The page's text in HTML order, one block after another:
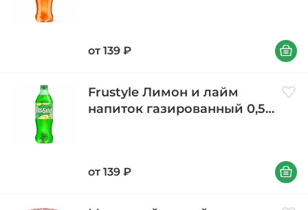
от 139 ₽ В
Frustyle Лимон и лайм
напиток газированный 0,5
от 139 ₽ В